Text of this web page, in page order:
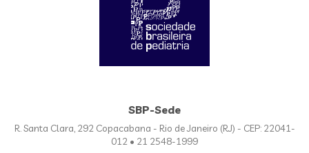
SBP-Sede
R. Santa Clara, 292 Copacabana - Rio de Janeiro (RJ) - CEP: 22041-
012 • 21 2548-1999